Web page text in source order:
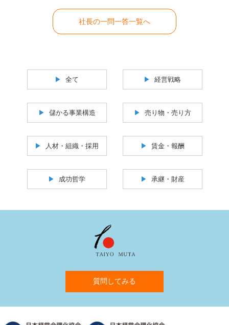
社長の一問一答一覧へ
全て 経営戦略
儲かる事業構造 売り物・売り方
人材・組織・採用 賃金・報酬
成功哲学 承継・財産
質問してみる